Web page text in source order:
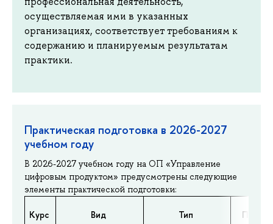
осуществляемая ими в указанных
организациях, соответствует требованиям к
содержанию и планируемым результатам
практики.
Практическая подготовка в 2026-2027
учебном году
В 2026-2027 учебном году на ОП «Управление
цифровым продуктом» предусмотрены следующие
элементы практической подготовки:
Курс
Вид
Тип